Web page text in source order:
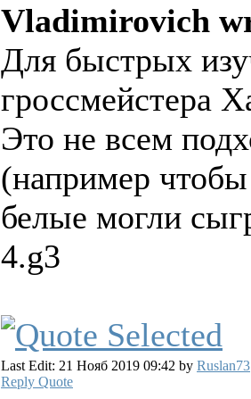
Vladimirovich
Для быстрых
гроссмейстера
Это не всем
(например
белые могли
4.g3
Last Edit: 21 Нояб 2019 09:42 by Ruslan73
Reply Quote